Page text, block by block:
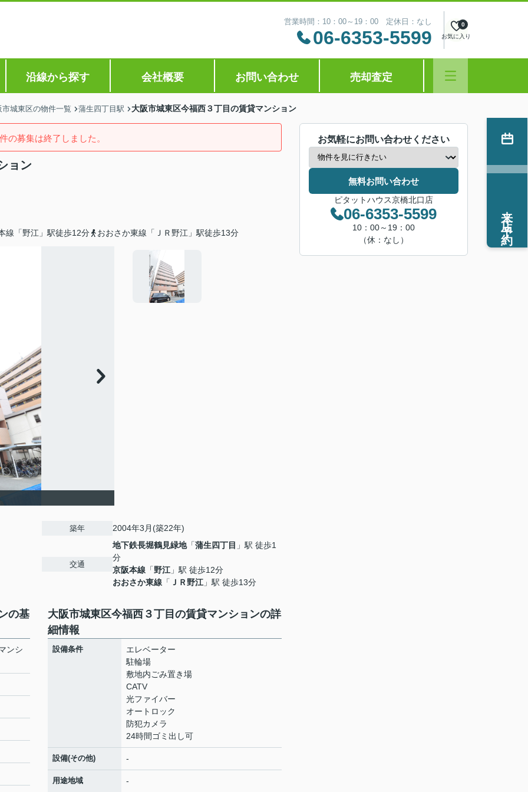
営業時間：10：00～19：00 定休日：なし
06-6353-5599 お気に入り
0
沿線から探す 会社概要 お問い合わせ 売却査定
市城東区の物件一覧 蒲生四丁目駅 大阪市城東区今福西３丁目の賃貸マンション
の募集は終了しました。
ョン
線「野江」駅徒歩12分 おおさか東線「ＪＲ野江」駅徒歩13分
築年 2004年3月(築22年)
交通
地下鉄長堀鶴見緑地「蒲生四丁目 」駅 徒歩1
分
京阪本線 「野江 」駅 徒歩12分
おおさか東線 「 ＪＲ野江 」駅 徒歩13分
の基
ンシ
大阪市城東区今福西３丁目の賃貸マンションの詳
細情報
設備条件
エレベーター
駐輪場
敷地内ごみ置き場
CATV
光ファイバー
オートロック
防犯カメラ
24時間ゴミ出し可
設備(その他) -
用途地域 -
お気軽にお問い合わせください
無料お問い合わせ
ピタットハウス京橋北口店
06-6353-5599
10：00～19：00
（休：なし）
来店予約